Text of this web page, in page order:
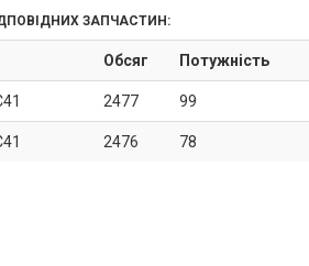
ЗАПЧАСТИН:
Обсяг Потужність
2477 99
2476 78